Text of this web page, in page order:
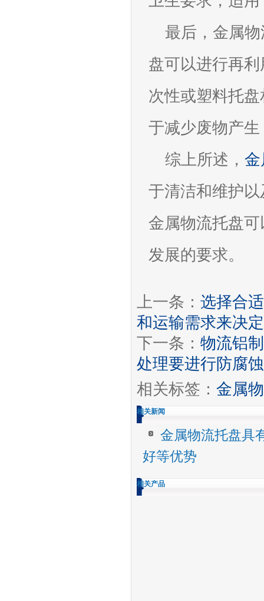
最后，金属物
盘可以进行再
次性或塑料托
于减少废物产
综上所述， 金
于清洁和维护
金属物流托盘
发展的要求。
上一条： 选择合
和运输需求来决
下一条： 物流铝
处理要进行防腐
相关标签： 金属
相关新闻
金属物流托盘具
好等优势
相关产品